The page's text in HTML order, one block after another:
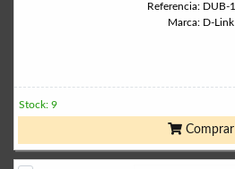
Referencia: DUB-
Marca: D-Link
Stock: 9
Comprar